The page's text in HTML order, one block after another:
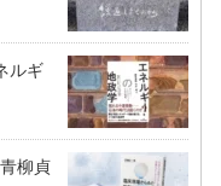
ルギ
柳貞